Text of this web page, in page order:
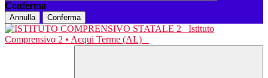
Conferma
Annulla Conferma
Istituto
Comprensivo 2 • Acqui Terme (AL)